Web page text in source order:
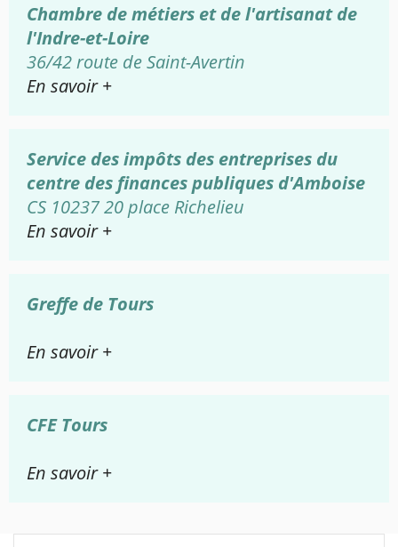
Chambre de métiers et de l'artisanat de
l'Indre-et-Loire
36/42 route de Saint-Avertin
En savoir +
Service des impôts des entreprises du
centre des finances publiques d'Amboise
CS 10237 20 place Richelieu
En savoir +
Greffe de Tours
En savoir +
CFE Tours
En savoir +